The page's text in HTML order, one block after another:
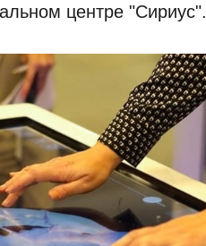
центре "Сириус".